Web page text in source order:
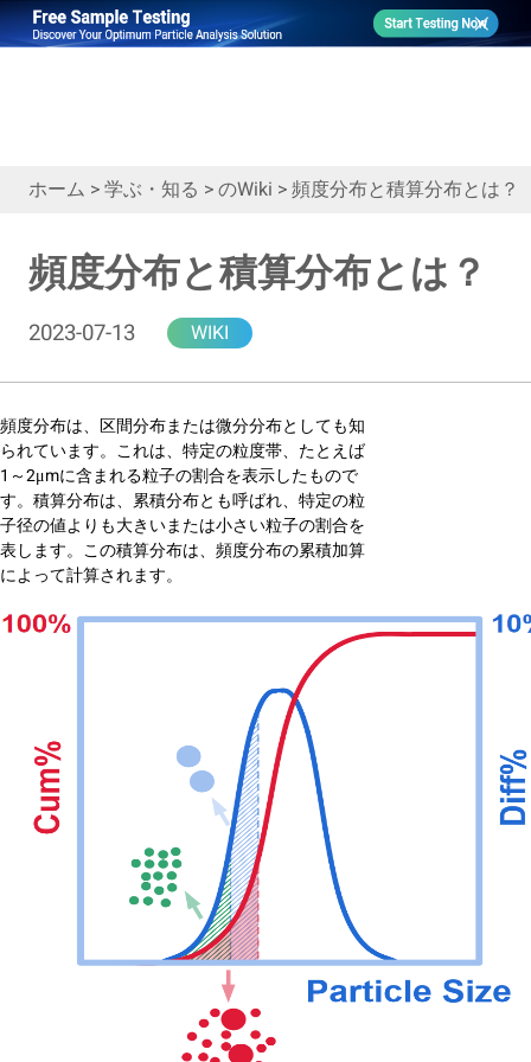
ホーム >学ぶ・知る >のWiki >頻度分布と積算分布とは？
頻度分布と積算分布とは？
2023-07-13 WIKI
頻度分布は、区間分布または微分分布としても知
られています。これは、特定の粒度帯、たとえば
1～2μmに含まれる粒子の割合を表示したもので
す。積算分布は、累積分布とも呼ばれ、特定の粒
子径の値よりも大きいまたは小さい粒子の割合を
表します。この積算分布は、頻度分布の累積加算
によって計算されます。